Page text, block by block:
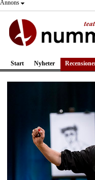
Annons
Start Nyheter